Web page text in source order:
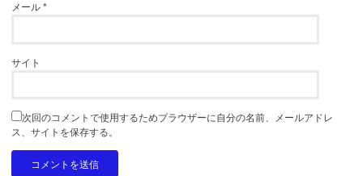
メール*
サイト
次回のコメントで使用するためブラウザーに自分の名前、メールアドレ
ス、サイトを保存する。